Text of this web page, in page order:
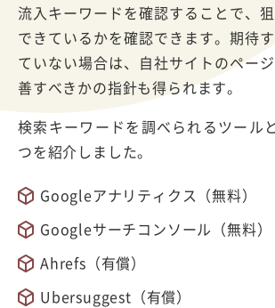
流入キーワードを確認することで、
できているかを確認できます。期待
ていない場合は、自社サイトのペー
善すべきかの指針も得られます。
検索キーワードを調べられるツール
つを紹介しました。
Googleアナリティクス（無料）
Googleサーチコンソール（無料）
Ahrefs（有償）
Ubersuggest（有償）